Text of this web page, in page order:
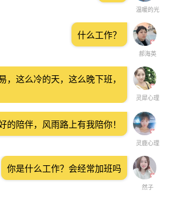
温暖的光
郝海英
什么工作？
灵犀心理
，这么冷的天，这么晚下班，
灵鹿心理
的陪伴，风雨路上有我陪你！
然子
你是什么工作？会经常加班吗